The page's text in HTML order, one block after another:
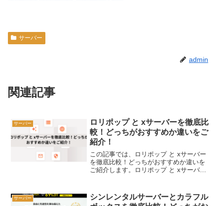
サーバー
admin
関連記事
サーバー
ロリポップ と xサーバーを徹底比
較！どっちがおすすめか違いをご
紹介！
この記事では、ロリポップ と xサーバー
を徹底比較！どっちがおすすめか違いを
ご紹介します。ロリポップ と xサーバー
プ と xサーバー の違いを調べてみまし
た。ロリポ...
サーバー
シンレンタルサーバーとカラフル